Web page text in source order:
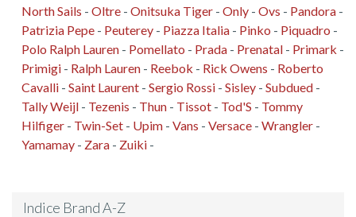
North Sails - Oltre - Onitsuka Tiger - Only - Ovs - Pandora -
Patrizia Pepe - Peuterey - Piazza Italia - Pinko - Piquadro -
Polo Ralph Lauren - Pomellato - Prada - Prenatal - Primark -
Primigi - Ralph Lauren - Reebok - Rick Owens - Roberto
Cavalli - Saint Laurent - Sergio Rossi - Sisley - Subdued -
Tally Weijl - Tezenis - Thun - Tissot - Tod'S - Tommy
Hilfiger - Twin-Set - Upim - Vans - Versace - Wrangler -
Yamamay - Zara - Zuiki -
Indice Brand A-Z